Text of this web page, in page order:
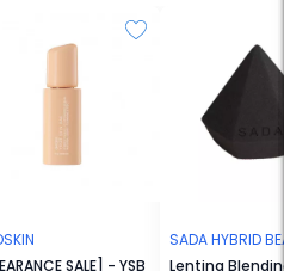
SALE] - YSB
SADA HYBRID
Lenting